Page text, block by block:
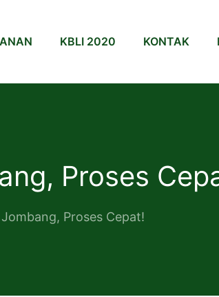
KBLI 2020 KONTAK
Proses
Proses Cepat!